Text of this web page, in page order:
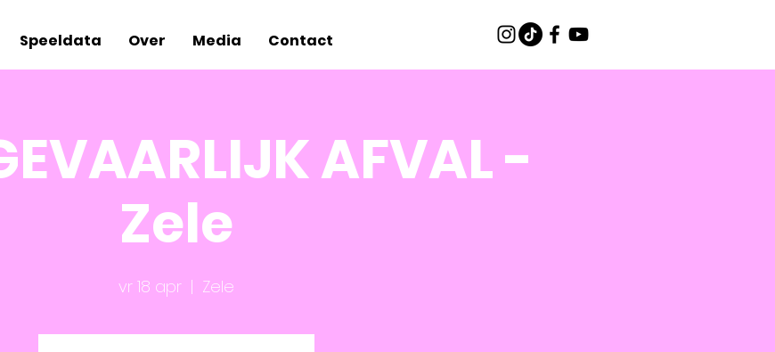
Speeldata Over Media Contact
AFVAL -
Zele
vr 18 apr
  |
Zele